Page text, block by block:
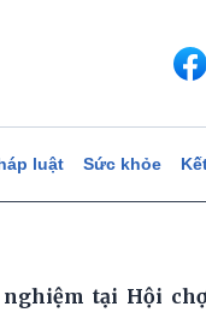
luật Sức khỏe
tại Hội